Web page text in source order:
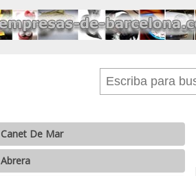
Canet De Mar
Abrera